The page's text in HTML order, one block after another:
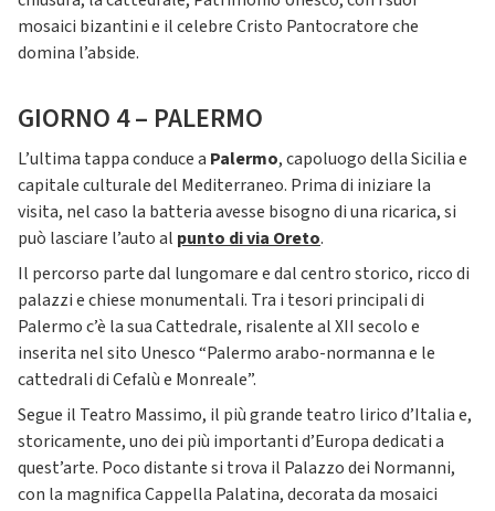
mosaici bizantini e il celebre Cristo Pantocratore che
domina l’abside.
GIORNO 4 – PALERMO
L’ultima tappa conduce a Palermo, capoluogo della Sicilia e
capitale culturale del Mediterraneo. Prima di iniziare la
visita, nel caso la batteria avesse bisogno di una ricarica, si
può lasciare l’auto al punto di via Oreto.
Il percorso parte dal lungomare e dal centro storico, ricco di
palazzi e chiese monumentali. Tra i tesori principali di
Palermo c’è la sua Cattedrale, risalente al XII secolo e
inserita nel sito Unesco “Palermo arabo-normanna e le
cattedrali di Cefalù e Monreale”.
Segue il Teatro Massimo, il più grande teatro lirico d’Italia e,
storicamente, uno dei più importanti d’Europa dedicati a
quest’arte. Poco distante si trova il Palazzo dei Normanni,
con la magnifica Cappella Palatina, decorata da mosaici